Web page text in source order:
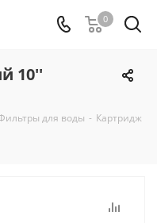
0
10''
для воды - Картридж